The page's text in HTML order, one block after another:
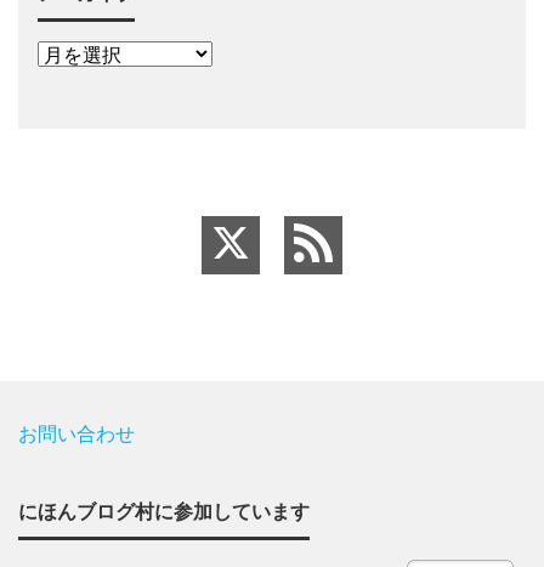
お問い合わせ
にほんブログ村に参加しています